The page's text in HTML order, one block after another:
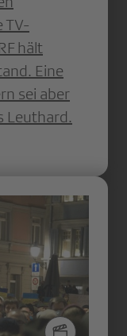
TV-
hält
Eine
sei aber
Leuthard.